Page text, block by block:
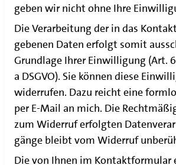
geben wir nicht ohne Ihre
Die Ver­ar­bei­tung der in das
ge­be­nen Daten erfolgt somit
Grund­la­ge Ihrer Ein­wil­li­gung (Art.
a DSGVO). Sie kön­nen die­se
wider­ru­fen. Dazu reicht eine
per E‑Mail an mich. Die
zum Wider­ruf erfolg­ten
gän­ge bleibt vom Wider­ruf
Die von Ihnen im Kon­takt­for­mu­lar